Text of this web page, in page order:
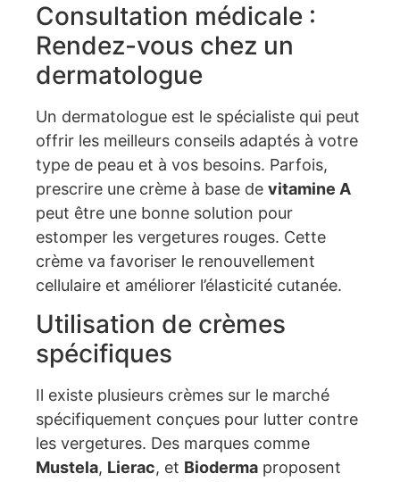
Consultation médicale :
Rendez-vous chez un
dermatologue
Un dermatologue est le spécialiste qui peut
offrir les meilleurs conseils adaptés à votre
type de peau et à vos besoins. Parfois,
prescrire une crème à base de vitamine A
peut être une bonne solution pour
estomper les vergetures rouges. Cette
crème va favoriser le renouvellement
cellulaire et améliorer l’élasticité cutanée.
Utilisation de crèmes
spécifiques
Il existe plusieurs crèmes sur le marché
spécifiquement conçues pour lutter contre
les vergetures. Des marques comme
Mustela, Lierac, et Bioderma proposent